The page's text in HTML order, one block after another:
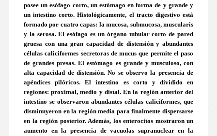
posee un esófago corto, un estómago en forma de y grande y
un intestino corto. Histológicamente, el tracto digestivo está
formado por cuatro capas: la mucosa, submucosa, muscularis
y la serosa. El esófago es un órgano tubular corto de pared
gruesa con una gran capacidad de distensión y abundantes
células caliciformes secretoras de mucus que permite el paso
de grandes presas. El estómago es grande y musculoso, con
alta capacidad de distensión. No se observo la presencia de
apéndices pilóricos. El intestino es corto y dividido en
regiones: proximal, medio y distal. En la región anterior del
intestino se observaron abundantes células caliciformes, que
disminuyeron en la región media para finalmente dispersarse
en la región posterior. Además, los enterocitos mostraron un
aumento en la presencia de vacuolas supranuclear en la